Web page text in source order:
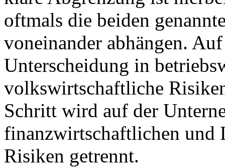
oftmals die beiden
voneinander abhängen.
Unterscheidung in
volkswirtschaftliche
Schritt wird auf der
finanzwirtschaftlichen und
Risiken getrennt.